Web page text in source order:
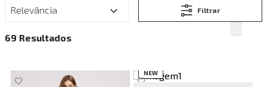
Relevância Filtrar
69
NEW